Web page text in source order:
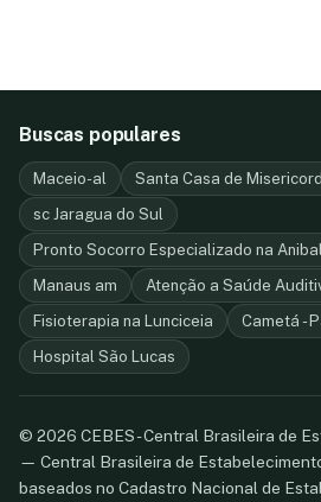
Buscas populares
Maceio-al Santa Casa de
sc Jaragua do Sul
Pronto Socorro Especializado na
Manaus am
Atenção a Saúde
Fisioterapia na Lunciceia
Cametá -
Hospital São Lucas
© 2026 CEBES - Central Brasileira de
— Central Brasileira de
baseados no Cadastro Nacional de